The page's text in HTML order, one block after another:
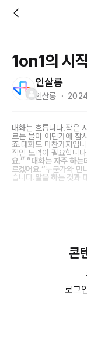
1on1의 시
인살롱
인살롱 ・
대화는 흐릅니다.작은
르는 물이 어딘가에 잠
죠.대화도 마찬가지입
적인 노력이 필요합니
요.” “대화는 자주 하는
르겠어요.”누군가와 만
습니다.말을 하는 것과
콘
로그